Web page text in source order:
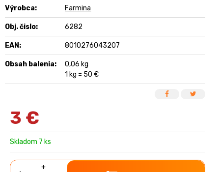
Výrobca: Farmina
Obj. čislo: 6282
EAN: 8010276043207
Obsah balenia:
0,06 kg
1 kg = 50 €
3 €
Skladom 7 ks
+